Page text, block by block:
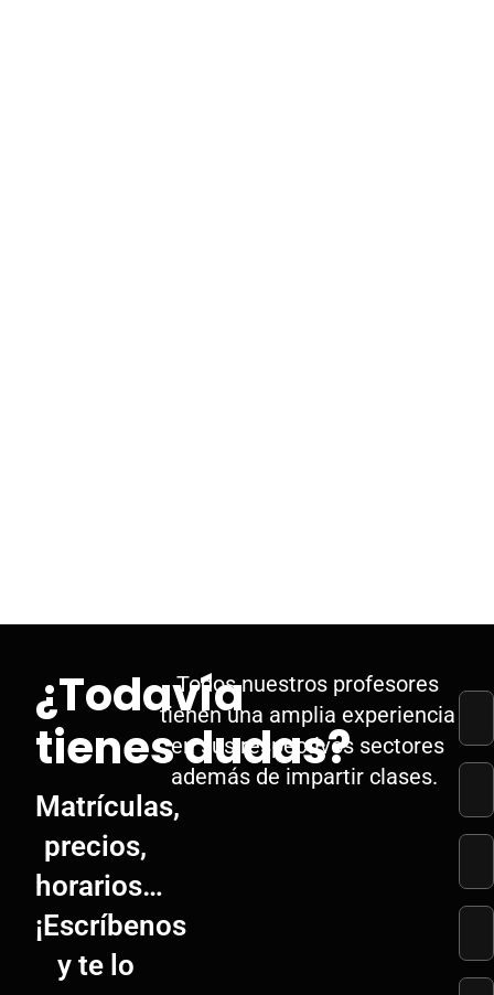
¿Todavía
tienes dudas?
Matrículas,
precios,
horarios…
¡Escríbenos
y te lo
Todos nuestros profesores
tienen una amplia experiencia
en sus respectivos sectores
además de impartir clases.